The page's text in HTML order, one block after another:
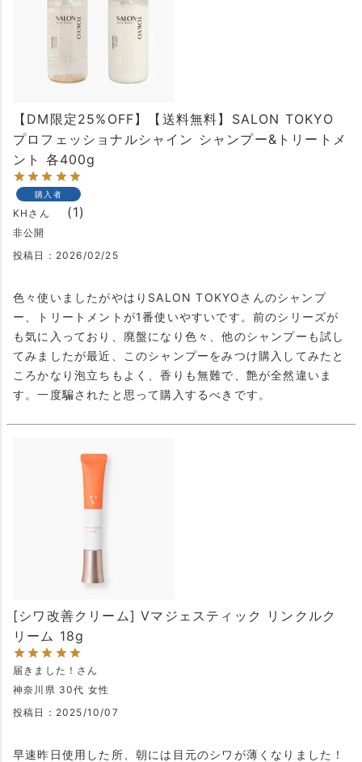
【DM限定25%OFF】【送料無料】SALON TOKYO
プロフェッショナルシャイン シャンプー&トリートメ
ント 各400g
購入者
KH 1
非公開
投稿日
2026/02/25
色々使いましたがやはりSALON TOKYOさんのシャンプ
ー、トリートメントが1番使いやすいです。前のシリーズが
も気に入っており、廃盤になり色々、他のシャンプーも試し
てみましたが最近、このシャンプーをみつけ購入してみたと
ころかなり泡立ちもよく、香りも無難で、艶が全然違いま
す。一度騙されたと思って購入するべきです。
[シワ改善クリーム] Vマジェスティック リンクルク
リーム 18g
届きました！
神奈川県 30代 女性
投稿日
2025/10/07
早速昨日使用した所、朝には目元のシワが薄くなりました！